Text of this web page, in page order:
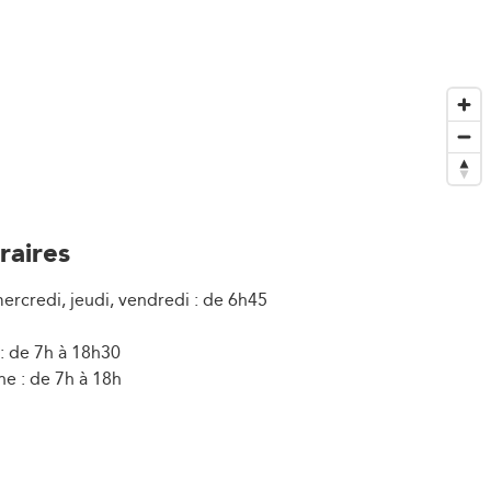
jeudi, vendredi : de 6h45
de 7h à 18h30
: de 7h à 18h